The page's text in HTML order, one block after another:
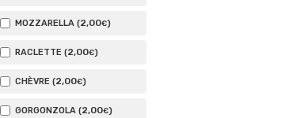
MOZZARELLA (2,00€)
RACLETTE (2,00€)
CHÈVRE (2,00€)
GORGONZOLA (2,00€)